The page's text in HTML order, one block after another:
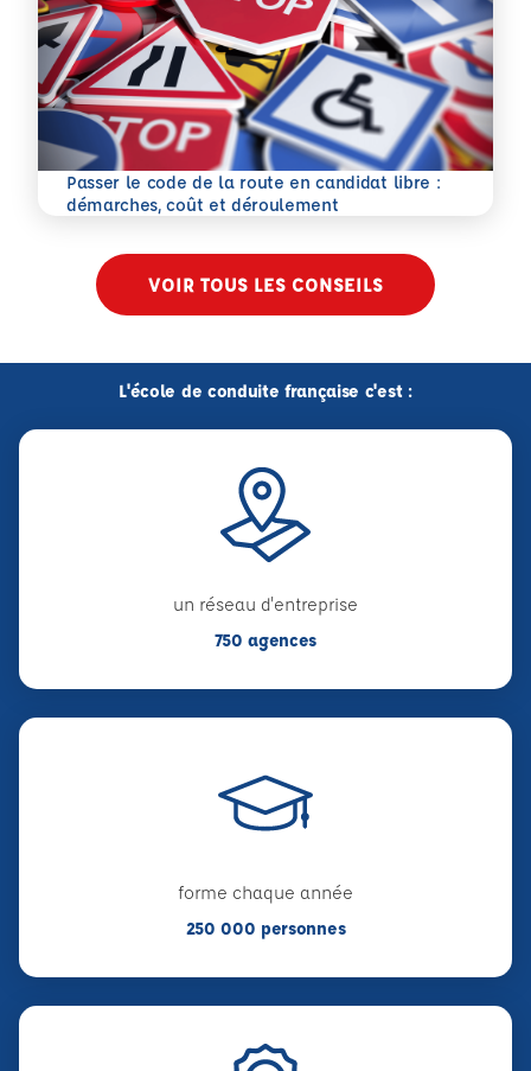
Passer le code de la route en candidat libre :
démarches, coût et déroulement
En savoir plus
VOIR TOUS LES CONSEILS
L'école de conduite française c'est :
un réseau d'entreprise
750 agences
forme chaque année
250 000 personnes